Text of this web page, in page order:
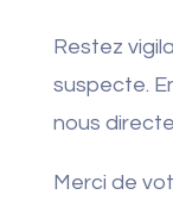
Restez
suspecte.
nous
Merci de